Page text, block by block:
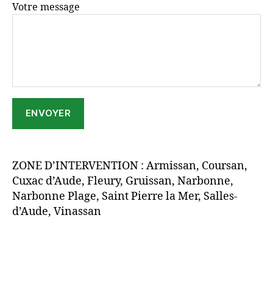
Votre message
ZONE D’INTERVENTION : Armissan, Coursan,
Cuxac d’Aude, Fleury, Gruissan, Narbonne,
Narbonne Plage, Saint Pierre la Mer, Salles-
d’Aude, Vinassan